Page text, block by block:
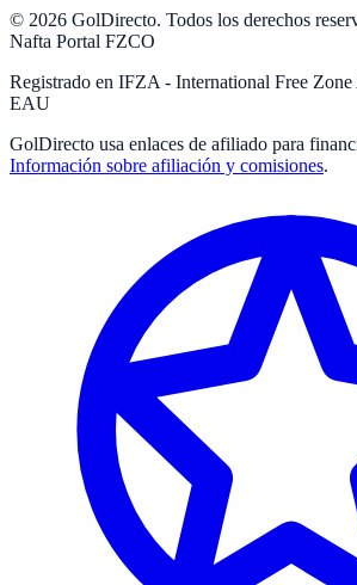
© 2026 GolDirecto. Todos los derechos
Nafta Portal FZCO
Registrado en IFZA - International Free
EAU
GolDirecto usa enlaces de afiliado para
Información sobre afiliación y comisiones.